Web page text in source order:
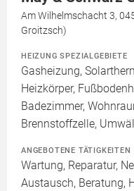
Am Wilhelmschacht 3,
Groitzsch)
HEIZUNG SPEZIALGEBIETE
Gasheizung,
Heizkörper,
Badezimmer,
Brennstoffzelle,
ANGEBOTENE TÄTIGKEITEN
Wartung, Reparatur,
Austausch, Beratung,